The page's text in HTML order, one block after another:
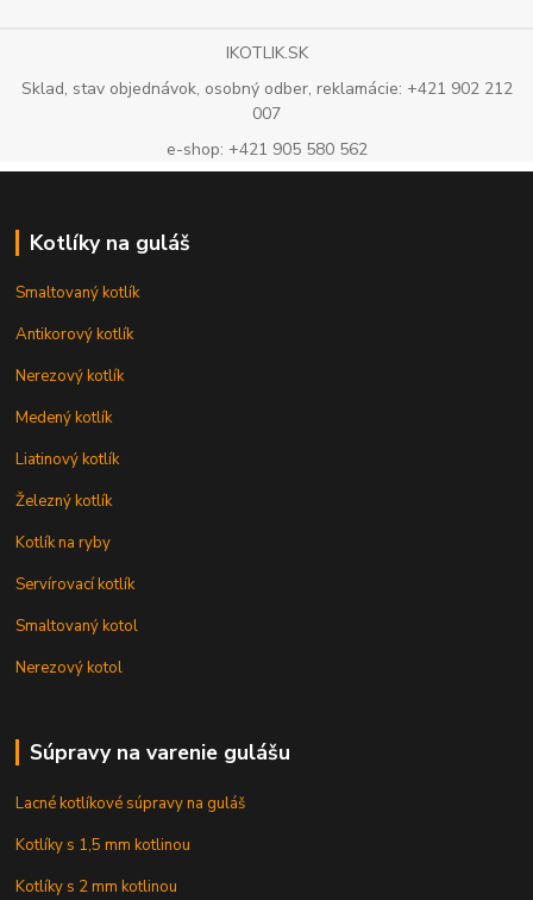
IKOTLIK.SK
Sklad, stav objednávok, osobný odber, reklamácie: +421 902 212
007
e-shop: +421 905 580 562
Kotlíky na guláš
Smaltovaný kotlík
Antikorový kotlík
Nerezový kotlík
Medený kotlík
Liatinový kotlík
Železný kotlík
Kotlík na ryby
Servírovací kotlík
Smaltovaný kotol
Nerezový kotol
Súpravy na varenie gulášu
Lacné kotlíkové súpravy na guláš
Kotlíky s 1,5 mm kotlinou
Kotlíky s 2 mm kotlinou